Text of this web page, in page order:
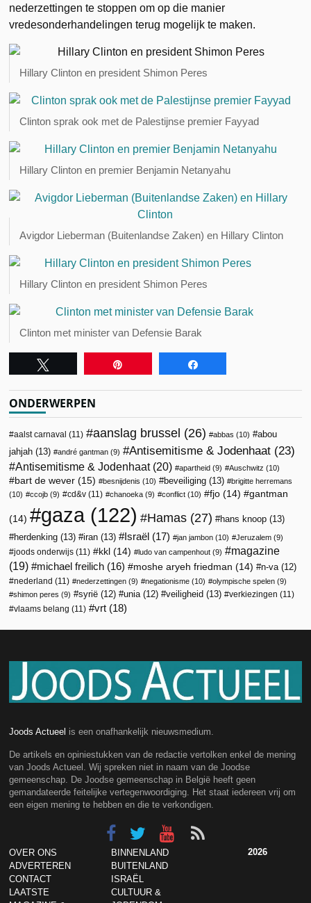
nederzettingen te stoppen om op die manier
vredesonderhandelingen terug mogelijk te maken.
Hillary Clinton en president Shimon Peres
Clinton sprak ook met de Palestijnse premier Fayyad
Hillary Clinton en premier Benjamin Netanyahu
Avigdor Lieberman (Buitenlandse Zaken) en Hillary Clinton
Hillary Clinton en president Shimon Peres
Clinton met minister van Defensie Barak
ONDERWERPEN
aalst carnaval (11) aanslag brussel (26) abbas (10)
abou
jahjah (13) andré gantman (9) Antisemitisme & Jodenhaat (23)
Antisemitisme & Jodenhaat(20) apartheid (9) Auschwitz (10)
bart de wever (15) besnijdenis (10) beveiliging (13)
brigitte herremans
(10)
ccojb (9) cd&v (11) chanoeka (9) conflict (10) fjo (14) gantman
(14) gaza (122) Hamas (27) hans knoop (13)
herdenking (13) iran (13) Israël (17) jan jambon (10) Jeruzalem (9)
joods onderwijs (11) kkl (14) ludo van campenhout (9)
magazine
(19)
michael freilich (16) moshe aryeh friedman (14) n-va (12)
nederland (11) nederzettingen (9) negationisme (10) olympische spelen (9)
shimon peres (9) syrië (12) unia (12) veiligheid (13) verkiezingen (11)
vlaams belang (11) vrt (18)
Joods Actueel is een onafhankelijk nieuwsmedium.
De artikels en opiniestukken van de redactie vertolken enkel de mening
van Joods Actueel. Wij spreken niet in naam van de Joodse
gemeenschap. De Joodse gemeenschap in België heeft geen
gemandateerde feitelijke vertegenwoordiging. Het staat iedereen vrij om
een eigen mening te hebben en die te verkondigen.
OVER ONS
ADVERTEREN
CONTACT
LAATSTE
BINNENLAND
BUITENLAND
ISRAËL
CULTUUR &
2026